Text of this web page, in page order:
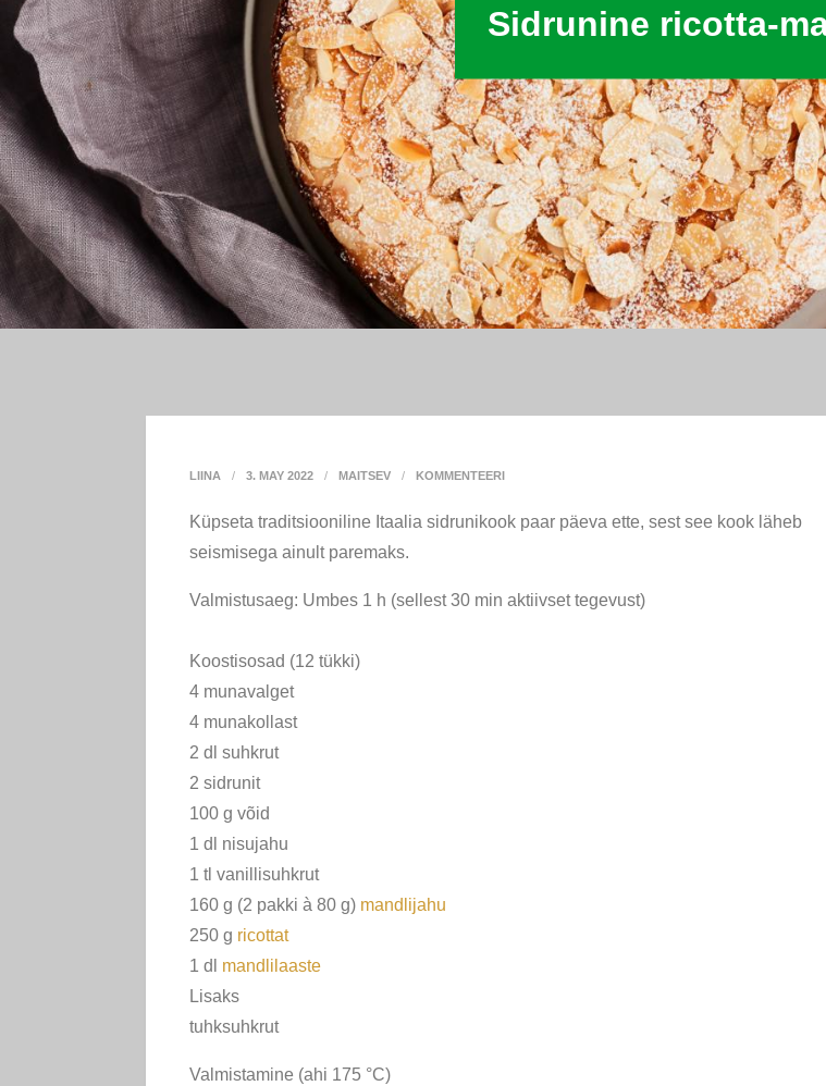
Sidrunine ricotta-
LIINA 3. MAY 2022 MAITSEV KOMMENTEERION
RICOTTA-
Küpseta traditsiooniline Itaalia sidrunikook paar päeva ette, sest see kook läheb
seismisega ainult paremaks.
Valmistusaeg: Umbes 1 h (sellest 30 min aktiivset tegevust)
Koostisosad (12 tükki)
4 munavalget
4 munakollast
2 dl suhkrut
2 sidrunit
100 g võid
1 dl nisujahu
1 tl vanillisuhkrut
160 g (2 pakki à 80 g) mandlijahu
250 g ricottat
1 dl mandlilaaste
Lisaks
tuhksuhkrut
Valmistamine (ahi 175 °C)